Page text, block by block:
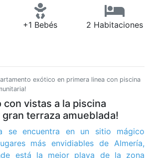
+1 Bebés 2 Habitaciones
exótico en primera linea con piscina
con vistas a la piscina
terraza amueblada!
se encuentra en un sitio mágico
más envidiables de Almería,
está la mejor playa de la zona